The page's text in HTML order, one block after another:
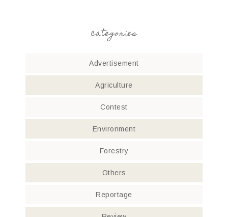
categories
Advertisement
Agriculture
Contest
Environment
Forestry
Others
Reportage